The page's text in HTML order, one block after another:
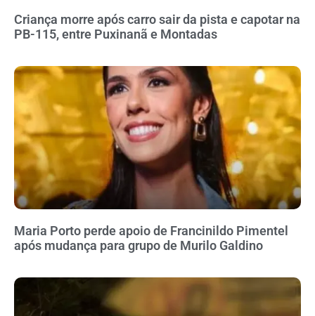
Criança morre após carro sair da pista e capotar na
PB-115, entre Puxinanã e Montadas
Maria Porto perde apoio de Francinildo Pimentel
após mudança para grupo de Murilo Galdino